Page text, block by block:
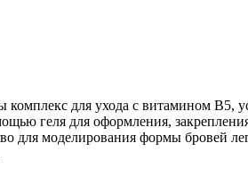
для ухода с витамином В5,
геля для оформления,
для моделирования формы бровей